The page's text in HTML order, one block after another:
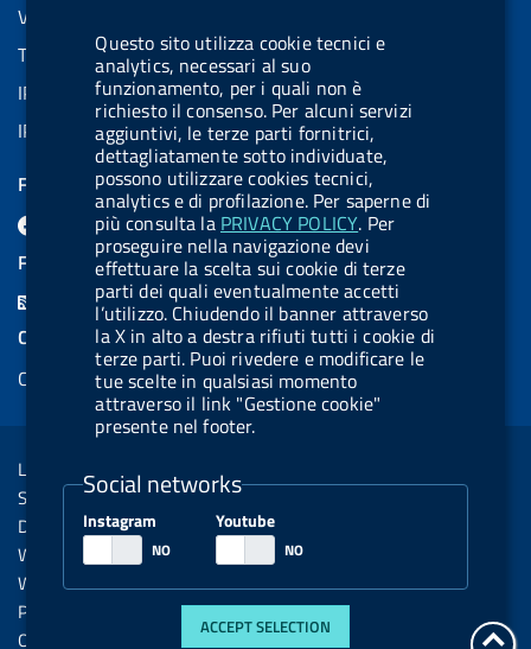
Questo sito utilizza cookie tecnici e
analytics, necessari al suo
funzionamento, per i quali non è
richiesto il consenso. Per alcuni servizi
aggiuntivi, le terze parti fornitrici,
dettagliatamente sotto individuate,
possono utilizzare cookies tecnici,
analytics e di profilazione. Per saperne di
più consulta la PRIVACY POLICY. Per
proseguire nella navigazione devi
effettuare la scelta sui cookie di terze
parti dei quali eventualmente accetti
l’utilizzo. Chiudendo il banner attraverso
la X in alto a destra rifiuti tutti i cookie di
terze parti. Puoi rivedere e modificare le
tue scelte in qualsiasi momento
attraverso il link "Gestione cookie"
presente nel footer.
Social networks
Instagram Youtube
ACCEPT SELECTION
VAT number: 08703841000
Tax code: 97345810580
IPA AIFA code: aifa_rm
IPA UCB code: UFE1TR
FOLLOW US ON
l
a
b
e
l
.
b
t
t
o
n
B
l
u
e
s
k
y
Y
o
u
t
u
b
e
L
i
n
k
e
d
i
FEED RSS
COOKIES
Cookie management
Sezione Link Utili
Legal notice
Social Media Policy
Dichiarazione di accessibilità
Web accessibility
Website statistics
Privacy
Online services
go